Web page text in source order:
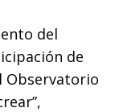
del
de
Observatorio